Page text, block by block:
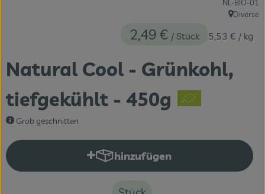
Frischetheke
Naturdrogerie
Getränke
Natural Cool - Grünkohl,
tiefgekühlt - 450g
Grob geschnitten
2,49 € / Stück 5,53 € / kg
NL-BIO-01
, Herkunft:
Diverse
hinzufügen
Produkt zum Warenkorb